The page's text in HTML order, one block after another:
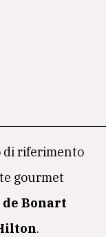
di riferimento
gourmet
Bonart
.